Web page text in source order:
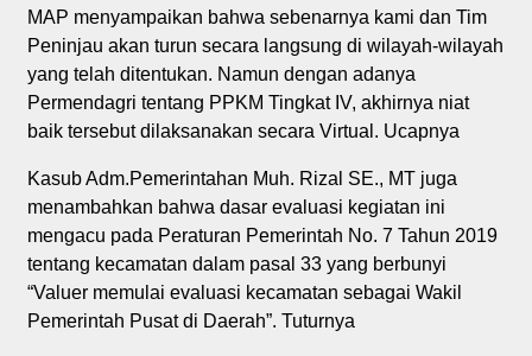
MAP menyampaikan bahwa sebenarnya kami dan Tim
Peninjau akan turun secara langsung di wilayah-wilayah
yang telah ditentukan. Namun dengan adanya
Permendagri tentang PPKM Tingkat IV, akhirnya niat
baik tersebut dilaksanakan secara Virtual. Ucapnya
Kasub Adm.Pemerintahan Muh. Rizal SE., MT juga
menambahkan bahwa dasar evaluasi kegiatan ini
mengacu pada Peraturan Pemerintah No. 7 Tahun 2019
tentang kecamatan dalam pasal 33 yang berbunyi
“Valuer memulai evaluasi kecamatan sebagai Wakil
Pemerintah Pusat di Daerah”. Tuturnya